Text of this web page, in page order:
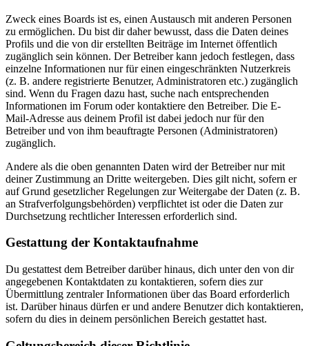
Zweck eines Boards ist es, einen Austausch mit anderen Personen
zu ermöglichen. Du bist dir daher bewusst, dass die Daten deines
Profils und die von dir erstellten Beiträge im Internet öffentlich
zugänglich sein können. Der Betreiber kann jedoch festlegen, dass
einzelne Informationen nur für einen eingeschränkten Nutzerkreis
(z. B. andere registrierte Benutzer, Administratoren etc.) zugänglich
sind. Wenn du Fragen dazu hast, suche nach entsprechenden
Informationen im Forum oder kontaktiere den Betreiber. Die E-
Mail-Adresse aus deinem Profil ist dabei jedoch nur für den
Betreiber und von ihm beauftragte Personen (Administratoren)
zugänglich.
Andere als die oben genannten Daten wird der Betreiber nur mit
deiner Zustimmung an Dritte weitergeben. Dies gilt nicht, sofern er
auf Grund gesetzlicher Regelungen zur Weitergabe der Daten (z. B.
an Strafverfolgungsbehörden) verpflichtet ist oder die Daten zur
Durchsetzung rechtlicher Interessen erforderlich sind.
Gestattung der Kontaktaufnahme
Du gestattest dem Betreiber darüber hinaus, dich unter den von dir
angegebenen Kontaktdaten zu kontaktieren, sofern dies zur
Übermittlung zentraler Informationen über das Board erforderlich
ist. Darüber hinaus dürfen er und andere Benutzer dich kontaktieren,
sofern du dies in deinem persönlichen Bereich gestattet hast.